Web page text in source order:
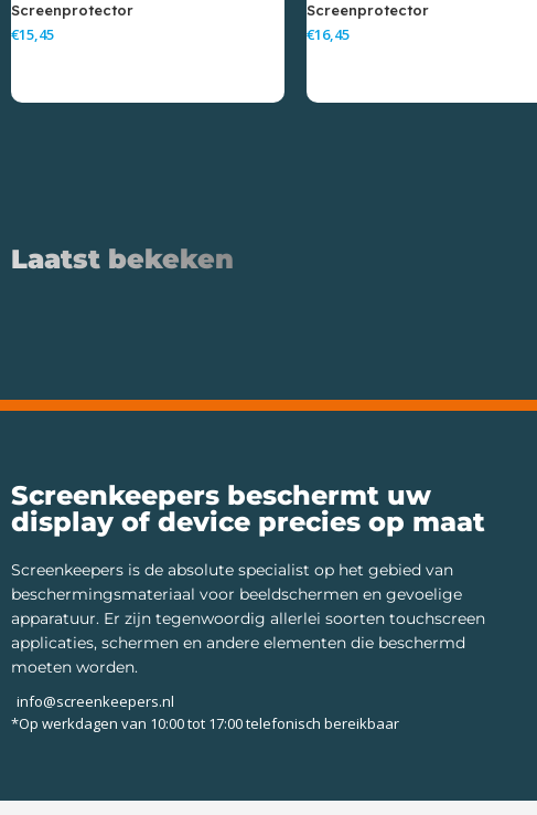
Screenprotector
€
Screenprotector
€
Laatst bekeken
Screenkeepers beschermt uw
display of device precies op maat
Screenkeepers is de absolute specialist op het gebied van
beschermingsmateriaal voor beeldschermen en gevoelige
apparatuur. Er zijn tegenwoordig allerlei soorten touchscreen
applicaties, schermen en andere elementen die beschermd
moeten worden.
info@screenkeepers.nl
*Op werkdagen van 10:00 tot 17:00 telefonisch bereikbaar